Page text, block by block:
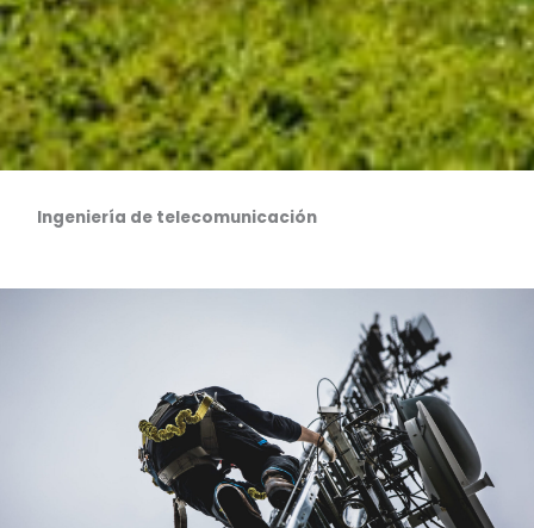
Ingeniería de telecomunicación